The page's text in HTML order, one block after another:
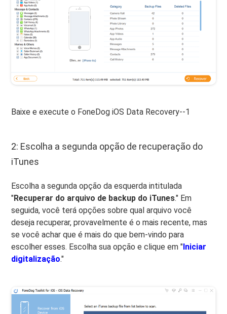
Baixe e execute o FoneDog iOS Data Recovery--1
2: Escolha a segunda opção de recuperação do
iTunes
Escolha a segunda opção da esquerda intitulada
"Recuperar do arquivo de backup do iTunes." Em
seguida, você terá opções sobre qual arquivo você
deseja recuperar, provavelmente é o mais recente, mas
se você achar que é mais do que bem-vindo para
escolher esses. Escolha sua opção e clique em "Iniciar
digitalização."